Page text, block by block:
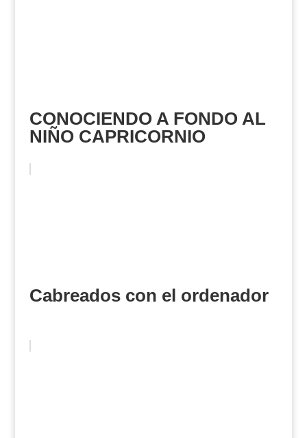
CONOCIENDO A FONDO AL
NIÑO CAPRICORNIO
Cabreados con el ordenador